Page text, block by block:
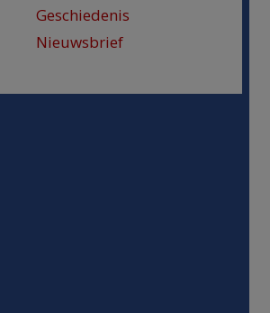
Geschiedenis
Nieuwsbrief